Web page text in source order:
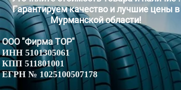
Гарантируем качество и лучшие цены в
Мурманской области!
ООО "Фирма ТОР"
ИНН 5101305061
КПП 511801001
ЕГРН № 1025100507178